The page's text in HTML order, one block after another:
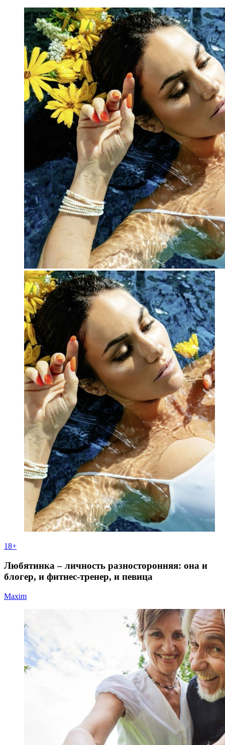
18+
Любятинка – личность разносторонняя: она и
блогер, и фитнес-тренер, и певица
Maxim